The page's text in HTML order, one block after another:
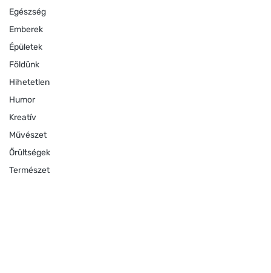
Egészség
Emberek
Épületek
Földünk
Hihetetlen
Humor
Kreatív
Művészet
Őrültségek
Természet